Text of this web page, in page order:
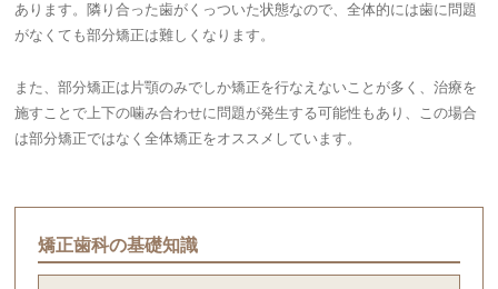
あります。隣り合った歯がくっついた状態なので、全体的には歯に問題
がなくても部分矯正は難しくなります。
また、部分矯正は片顎のみでしか矯正を行なえないことが多く、治療を
施すことで上下の噛み合わせに問題が発生する可能性もあり、この場合
は部分矯正ではなく全体矯正をオススメしています。
矯正歯科の基礎知識